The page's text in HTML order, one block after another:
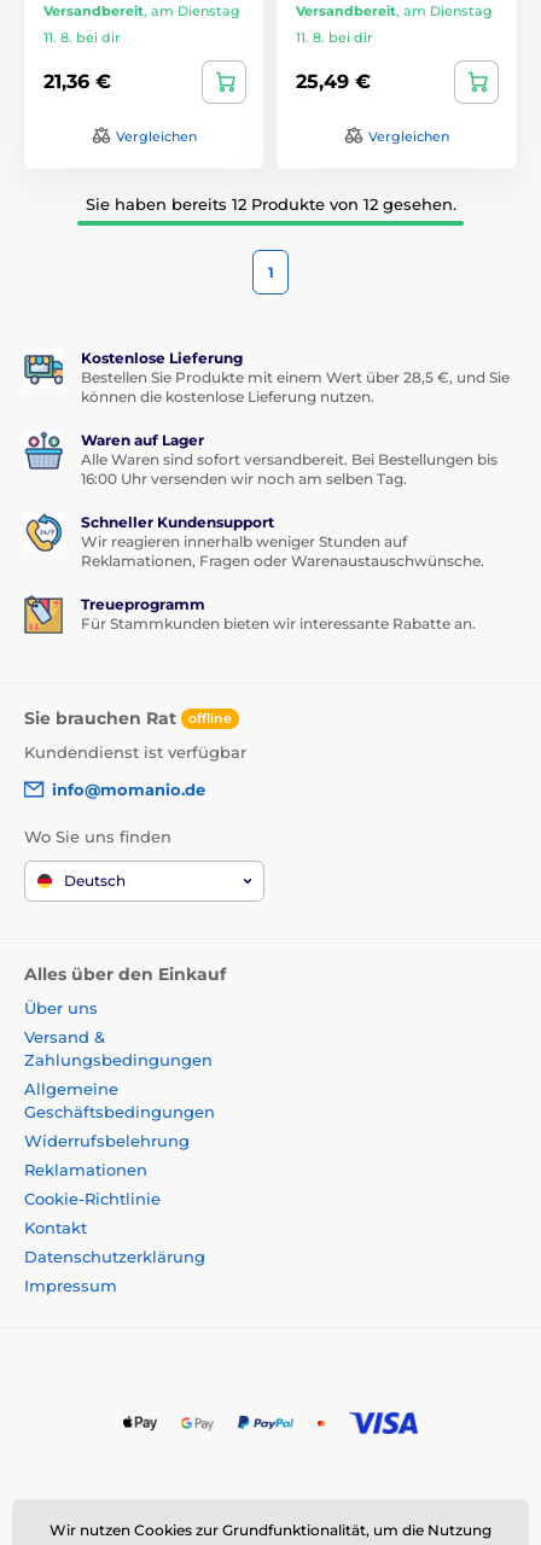
Versandbereit, am Dienstag
11. 8. bei dir
21,36 €
Vergleichen
Versandbereit, am Dienstag
11. 8. bei dir
25,49 €
Vergleichen
Sie haben bereits 12 Produkte von 12 gesehen.
1
Kostenlose Lieferung
Bestellen Sie Produkte mit einem Wert über 28,5 €, und Sie
können die kostenlose Lieferung nutzen.
Waren auf Lager
Alle Waren sind sofort versandbereit. Bei Bestellungen bis
16:00 Uhr versenden wir noch am selben Tag.
Schneller Kundensupport
Wir reagieren innerhalb weniger Stunden auf
Reklamationen, Fragen oder Warenaustauschwünsche.
Treueprogramm
Für Stammkunden bieten wir interessante Rabatte an.
Sie brauchen Rat offline
Kundendienst ist verfügbar
info@momanio.de
Wo Sie uns finden
Deutsch
Alles über den Einkauf
Über uns
Versand &
Zahlungsbedingungen
Allgemeine
Geschäftsbedingungen
Widerrufsbelehrung
Reklamationen
Cookie-Richtlinie
Kontakt
Datenschutzerklärung
Impressum
Momanio s.r.o., Okružní 361/14, 747 18 Píšť, Tschechische
Wir nutzen Cookies zur Grundfunktionalität, um die Nutzung